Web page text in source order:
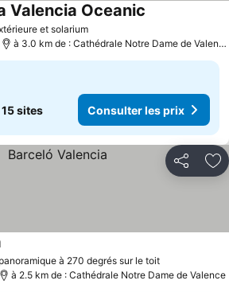
et solarium
Valencia Oceanic
à 3.0 km de : Cathédrale Notre Dame de Valence
15 sites Consulter les prix
Partager
à 270 degrés sur le toit
à 2.5 km de : Cathédrale Notre Dame de Valence